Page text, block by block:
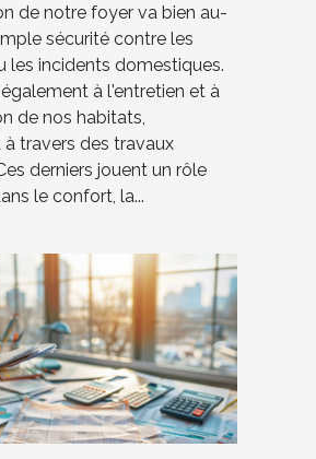
de notre foyer va bien au-
sécurité contre les
les incidents domestiques.
à l'entretien et à
de nos habitats,
travers des travaux
derniers jouent un rôle
le confort, la...